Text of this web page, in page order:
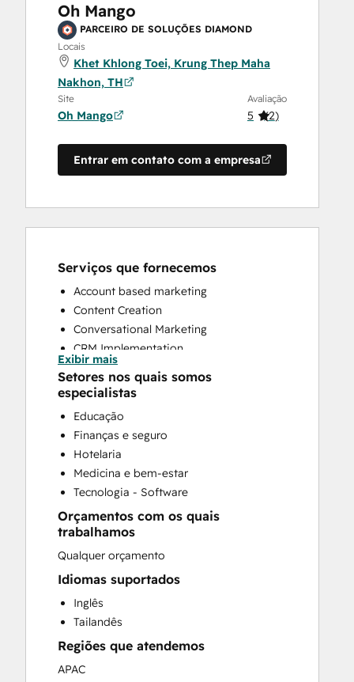
Oh Mango
PARCEIRO DE SOLUÇÕES DIAMOND
Locais
Khet Khlong Toei, Krung Thep Maha
Nakhon, TH
Site
Oh Mango
Avaliação
5 (2)
Entrar em contato com a empresa
Serviços que fornecemos
Account based marketing
Content Creation
Conversational Marketing
CRM Implementation
CRM Migration
Custom API Integrations
Customer Marketing
Customer Success Training
Customer Support Training
Customer Survey and Analysis
Email Marketing
Full Inbound Marketing Services
Help Desk Implementation
HubSpot Onboarding
Knowledge Base Development
Paid Advertising
Programmable Automation
Sales and Marketing Alignment
Sales Enablement
Search Engine Optimization
Exibir mais
Setores nos quais somos
especialistas
Educação
Finanças e seguro
Hotelaria
Medicina e bem-estar
Tecnologia - Software
Orçamentos com os quais
trabalhamos
Qualquer orçamento
Idiomas suportados
Inglês
Tailandês
Regiões que atendemos
APAC